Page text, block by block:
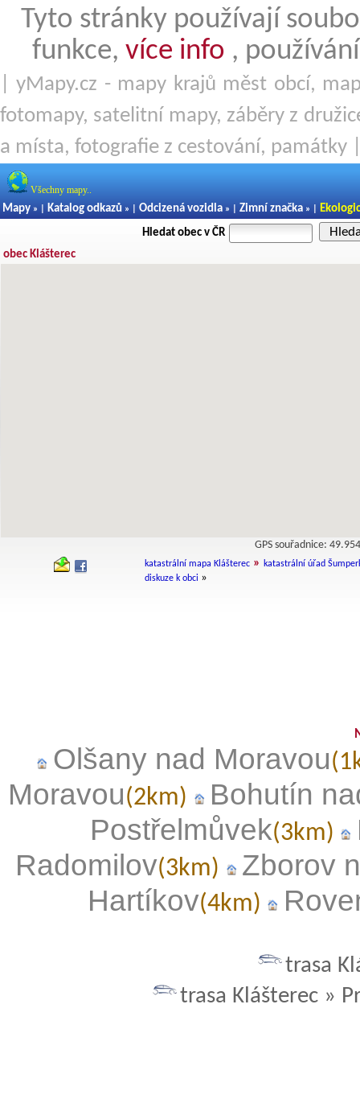
Tyto stránky používají
funkce, více info ,
| yMapy.cz - mapy krajů měst obcí,
fotomapy, satelitní mapy, záběry z
a místa, fotografie z cestování, památky
Všechny mapy..
Mapy » | Katalog odkazů » | Odcizená vozidla » | Zimní značka » |
Hledat obec v ČR
obec Klášterec
GPS souřadnice:
katastrální mapa Klášterec » katastrální úřad
diskuze k obci »
Olšany nad Moravou
Moravou(2km)
Bohutín
Postřelmůvek(3km)
Radomilov(3km)
Zborov
Hartíkov(4km)
trasa
trasa Klášterec »